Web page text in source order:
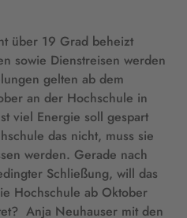
über 19 Grad beheizt
sowie Dienstreisen werden
gelten ab dem
an der Hochschule in
viel Energie soll gespart
das nicht, muss sie
werden. Gerade nach
Schließung, will das
Hochschule ab Oktober
Anja Neuhauser mit den